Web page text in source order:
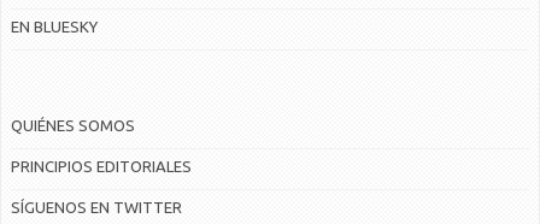
EN BLUESKY
QUIÉNES SOMOS
PRINCIPIOS EDITORIALES
SÍGUENOS EN TWITTER